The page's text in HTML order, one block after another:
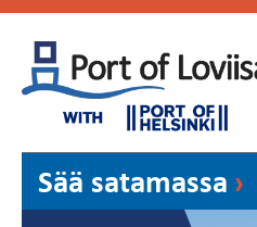
Skip
content
Sää satamassa